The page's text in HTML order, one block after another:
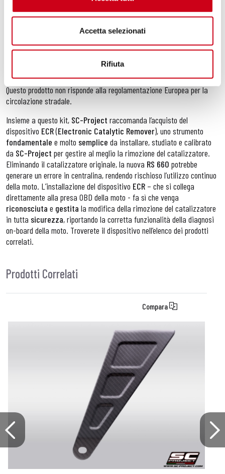
Accetta selezionati
Rifiuta
Il corpo del silenziatore in titanioultraleggeroè arricchito
dall’elegante laseratura del logoSC-Project.
L’installazione del kit è completamenteplug and played è totalmente
reversibile. Si raccomanda la rimappatura della ECU per ottenere la
Questo prodotto non risponde alla regolamentazione Europea per la
circolazione stradale.
Insieme a questo kit, SC-Project raccomanda l’acquisto del
dispositivo ECR(Electronic Catalytic Remover), uno strumento
fondamentale e molto semplice da installare, studiato e calibrato
da SC-Project per gestire al meglio la rimozione del catalizzatore.
Eliminando il catalizzatore originale, la nuova RS 660 potrebbe
generare un errore in centralina, rendendo rischioso l’utilizzo continuo
della moto. L’installazione del dispositivo ECR – che si collega
direttamente alla presa OBD della moto - fa sì che venga
riconosciuta e gestita la modifica della rimozione del catalizzatore
in tutta sicurezza, riportando la corretta funzionalità della diagnosi
on-board della moto. Troverete il dispositivo nell’elenco dei prodotti
correlati.
Prodotti Correlati
Compara